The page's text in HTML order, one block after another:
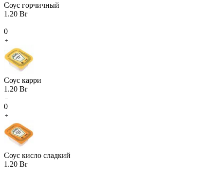
Соус горчичный
1.20 Br
0
Соус карри
1.20 Br
0
Соус кисло сладкий
1.20 Br